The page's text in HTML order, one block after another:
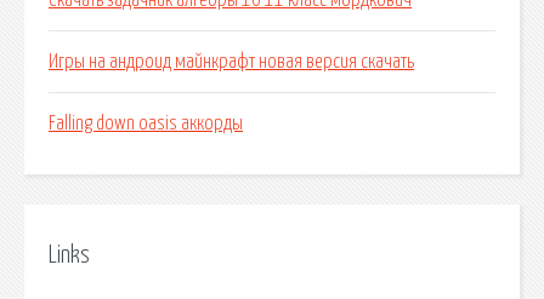
Игры на андроид майнкрафт новая версия скачать
Falling down oasis аккорды
Links